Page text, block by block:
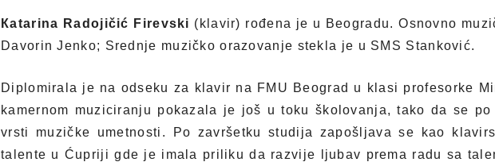
Кatarina Radojičić Firevski (klavir) rođena je u Beogradu. Osnovno
Davorin Jenko; Srednje muzičko orazovanje stekla je u SMS Stanković.
Diplomirala je na odseku za klavir na FMU Beograd u klasi profesorke
kamernom muziciranju pokazala je još u toku školovanja, tako da se
vrsti muzičke umetnosti. Po završetku studija zapošljava se kao
talente u Ćupriji gde je imala priliku da razvije ljubav prema radu sa